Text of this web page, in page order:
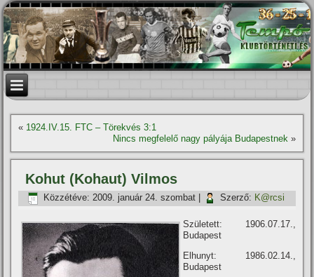
« 1924.IV.15. FTC – Törekvés 3:1
Nincs megfelelő nagy pályája Budapestnek»
Kohut (Kohaut) Vilmos
Közzétéve: 2009. január 24. szombat Szerző: K@rcsi
Született: 1906.07.17.,
Budapest
Elhunyt: 1986.02.14.,
Budapest